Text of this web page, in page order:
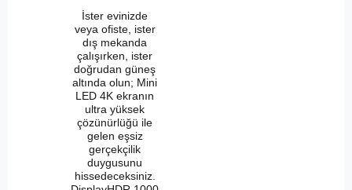
İster evinizde
veya ofiste, ister
dış mekanda
çalışırken, ister
doğrudan güneş
altında olun; Mini
LED 4K ekranın
ultra yüksek
çözünürlüğü ile
gelen eşsiz
gerçekçilik
duygusunu
hissedeceksiniz.